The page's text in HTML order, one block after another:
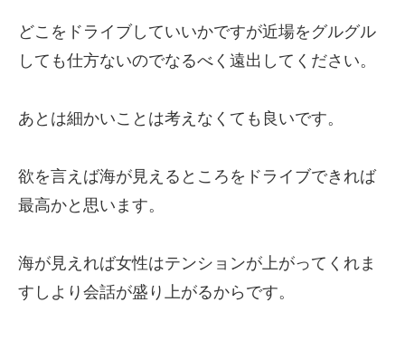
どこをドライブしていいかですが近場をグルグル
しても仕方ないのでなるべく遠出してください。
あとは細かいことは考えなくても良いです。
欲を言えば海が見えるところをドライブできれば
最高かと思います。
海が見えれば女性はテンションが上がってくれま
すしより会話が盛り上がるからです。